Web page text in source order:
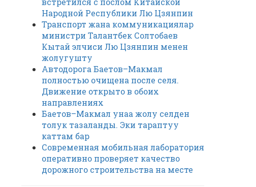
Народной Республики Лю Цзянпин
Транспорт жана коммуникациялар
министри Талантбек Солтобаев
Кытай элчиси Лю Цзянпин менен
жолугушту
Автодорога Баетов–Макмал
полностью очищена после селя.
Движение открыто в обоих
направлениях
Баетов–Макмал унаа жолу селден
толук тазаланды. Эки тараптуу
каттам бар
Современная мобильная лаборатория
оперативно проверяет качество
дорожного строительства на месте